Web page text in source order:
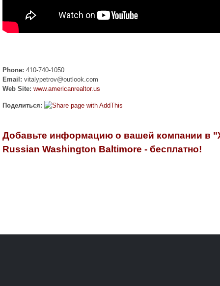
Phone: 410-740-1050
Email: vitalypetrov@outlook.com
Web Site: www.americanrealtor.us
Поделиться:
Добавьте информацию о вашей компании в
Russian Washington Baltimore - бесплатно!